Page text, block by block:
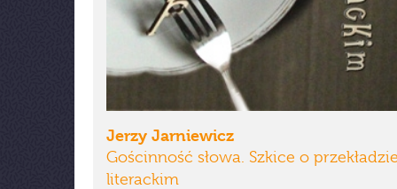
Jerzy Jarniewicz
Gościnność słowa. Szkice o
literackim